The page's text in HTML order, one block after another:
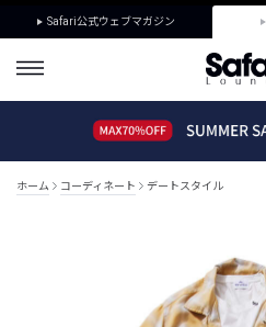
Safari公式ウェブマガジン
ホーム コーディネート デートスタイル